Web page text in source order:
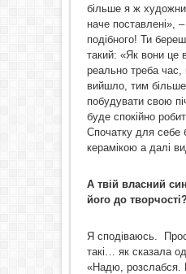
більше я ж
наче поставлені», –
подібного! Ти
такий: «Як вони це
реально треба
вийшло, тим
побудувати свою
буде спокійно
Спочатку для себе
керамікою а далі
А твій власний
його до
Я сподіваюсь.
такі… як сказала
«Надю, розслабся.